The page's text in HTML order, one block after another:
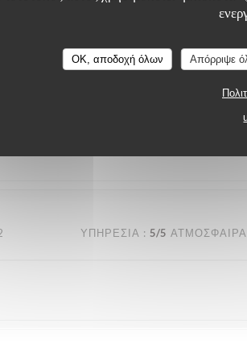
OK, αποδοχή όλων Απόρριψε
et rapide. Les assiettes sont bien garnis ! J’y
ΑΤΜΌΣΦΑΙΡΑ
ΥΠΗΡΕΣΊΑ : 5/5 ΑΤΜΌΣΦΑΙΡΑ